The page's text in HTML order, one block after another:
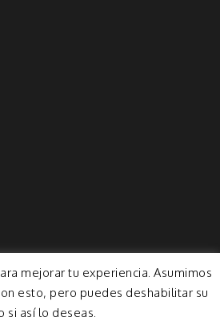
mejorar tu experiencia. Asumimos
esto, pero puedes deshabilitar su
si así lo deseas.